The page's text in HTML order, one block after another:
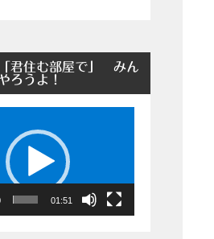
君住む部屋で」 みん
ろうよ！
01:51